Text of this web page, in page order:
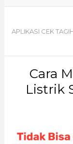
APLIKASI CEK
Cara
Listrik